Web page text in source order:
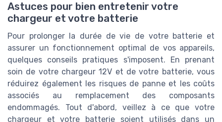
Astuces pour bien entretenir votre
chargeur et votre batterie
Pour prolonger la durée de vie de votre batterie et
assurer un fonctionnement optimal de vos appareils,
quelques conseils pratiques s'imposent. En prenant
soin de votre chargeur 12V et de votre batterie, vous
réduirez également les risques de panne et les coûts
associés au remplacement des composants
endommagés. Tout d'abord, veillez à ce que votre
chargeur et votre batterie soient utilisés dans un